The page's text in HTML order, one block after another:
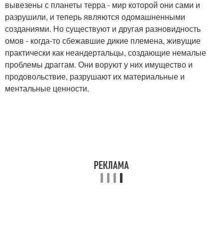
вывезены с планеты терра - мир которой они сами и
разрушили, и теперь являются одомашненными
созданиями. Но существуют и другая разновидность
омов - когда-то сбежавшие дикие племена, живущие
практически как неандертальцы, создающие немалые
проблемы драггам. Они воруют у них имущество и
продовольствие, разрушают их материальные и
ментальные ценности.